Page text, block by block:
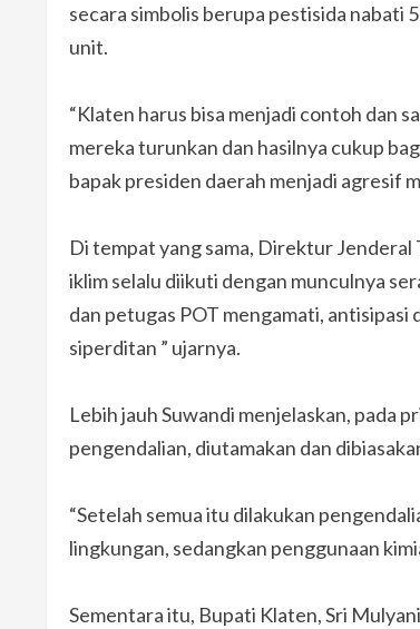
secara simbolis berupa pestisida nabati
unit.
“Klaten harus bisa menjadi contoh dan
mereka turunkan dan hasilnya cukup
bapak presiden daerah menjadi agresif
Di tempat yang sama, Direktur Jenderal
iklim selalu diikuti dengan munculnya
dan petugas POT mengamati,
siperditan ” ujarnya.
Lebih jauh Suwandi menjelaskan, pada
pengendalian, diutamakan dan
“Setelah semua itu dilakukan
lingkungan, sedangkan penggunaan
Sementara itu, Bupati Klaten, Sri